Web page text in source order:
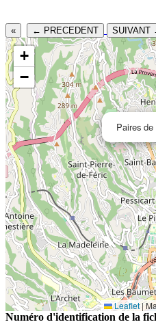
« ← PRECEDENT SUIVANT
Paires
+
−
Leaflet|
Numéro d'identification de la